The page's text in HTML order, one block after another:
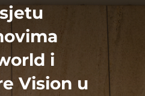
i
Vision u